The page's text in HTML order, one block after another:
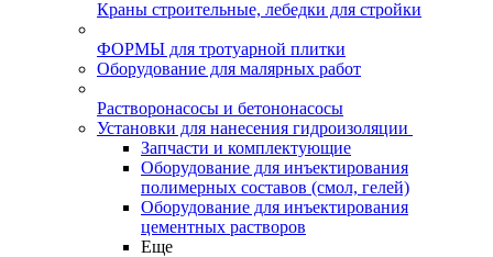
Краны строительные, лебедки для стройки
ФОРМЫ для тротуарной плитки
Оборудование для малярных работ
Растворонасосы и бетононасосы
Установки для нанесения гидроизоляции
Запчасти и комплектующие
Оборудование для инъектирования
полимерных составов (смол, гелей)
Оборудование для инъектирования
цементных растворов
Еще